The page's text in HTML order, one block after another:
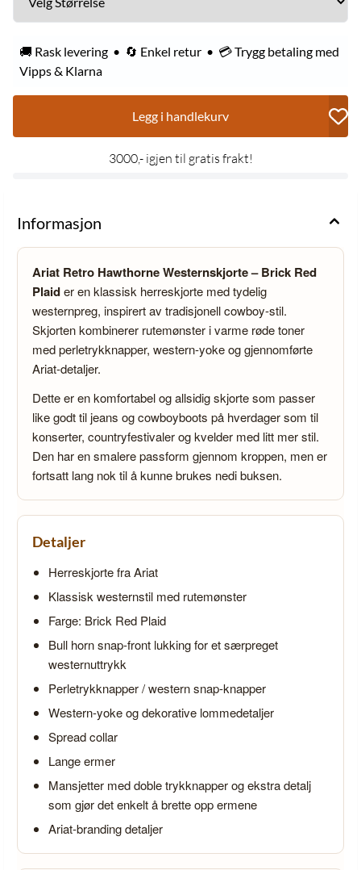
🚚 Rask levering • 🔄 Enkel retur • 💳 Trygg betaling med
Vipps & Klarna
Legg i handlekurv
3000,- igjen til gratis frakt!
Informasjon
Ariat Retro Hawthorne Westernskjorte – Brick Red
Plaider en klassisk herreskjorte med tydelig
westernpreg, inspirert av tradisjonell cowboy-stil.
Skjorten kombinerer rutemønster i varme røde toner
med perletrykknapper, western-yoke og gjennomførte
Ariat-detaljer.
Dette er en komfortabel og allsidig skjorte som passer
like godt til jeans og cowboyboots på hverdager som til
konserter, countryfestivaler og kvelder med litt mer stil.
Den har en smalere passform gjennom kroppen, men er
fortsatt lang nok til å kunne brukes nedi buksen.
Detaljer
Herreskjorte fra Ariat
Klassisk westernstil med rutemønster
Farge: Brick Red Plaid
Bull horn snap-front lukking for et særpreget
westernuttrykk
Perletrykknapper / western snap-knapper
Western-yoke og dekorative lommedetaljer
Spread collar
Lange ermer
Mansjetter med doble trykknapper og ekstra detalj
som gjør det enkelt å brette opp ermene
Ariat-branding detaljer